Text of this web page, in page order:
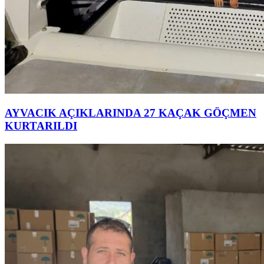
AYVACIK AÇIKLARINDA 27 KAÇAK GÖÇMEN
KURTARILDI